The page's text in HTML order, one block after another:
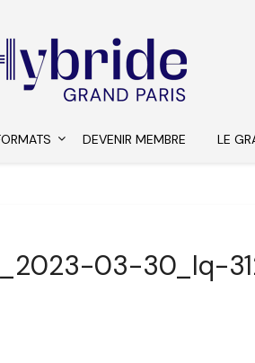
DEVENIR MEMBRE LE
03-30_lq-